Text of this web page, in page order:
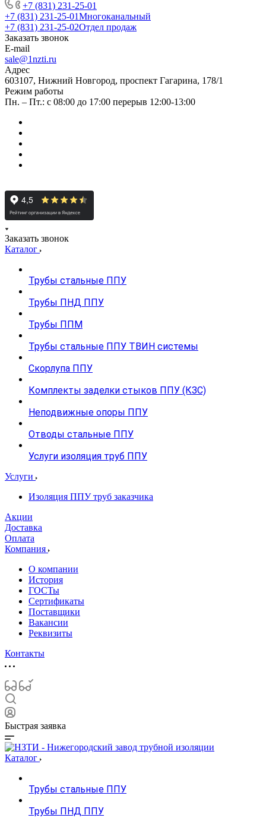
+7 (831) 231-25-01
+7 (831) 231-25-01Многоканальный
+7 (831) 231-25-02Отдел продаж
Заказать звонок
E-mail
sale@1nzti.ru
Адрес
603107, Нижний Новгород, проспект Гагарина, 178/1
Режим работы
Пн. – Пт.: с 08:00 до 17:00 перерыв 12:00-13:00
Заказать звонок
Каталог
Трубы стальные ППУ
Трубы ПНД ППУ
Трубы ППМ
Трубы стальные ППУ ТВИН системы
Скорлупа ППУ
Комплекты заделки стыков ППУ (КЗС)
Неподвижные опоры ППУ
Отводы стальные ППУ
Услуги изоляция труб ППУ
Услуги
Изоляция ППУ труб заказчика
Акции
Доставка
Оплата
Компания
О компании
История
ГОСТы
Сертификаты
Поставщики
Вакансии
Реквизиты
Контакты
Быстрая заявка
Каталог
Трубы стальные ППУ
Трубы ПНД ППУ